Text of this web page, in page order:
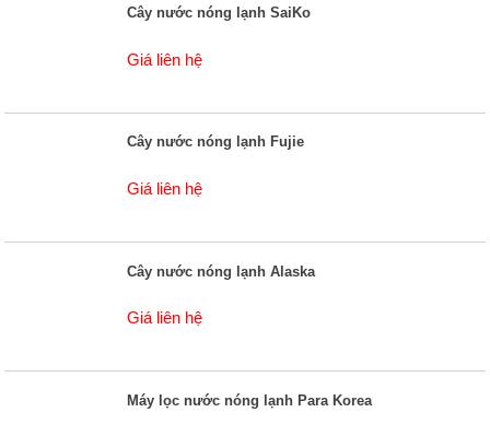
Cây nước nóng lạnh SaiKo
Giá liên hệ
Cây nước nóng lạnh Fujie
Giá liên hệ
Cây nước nóng lạnh Alaska
Giá liên hệ
Máy lọc nước nóng lạnh Para Korea